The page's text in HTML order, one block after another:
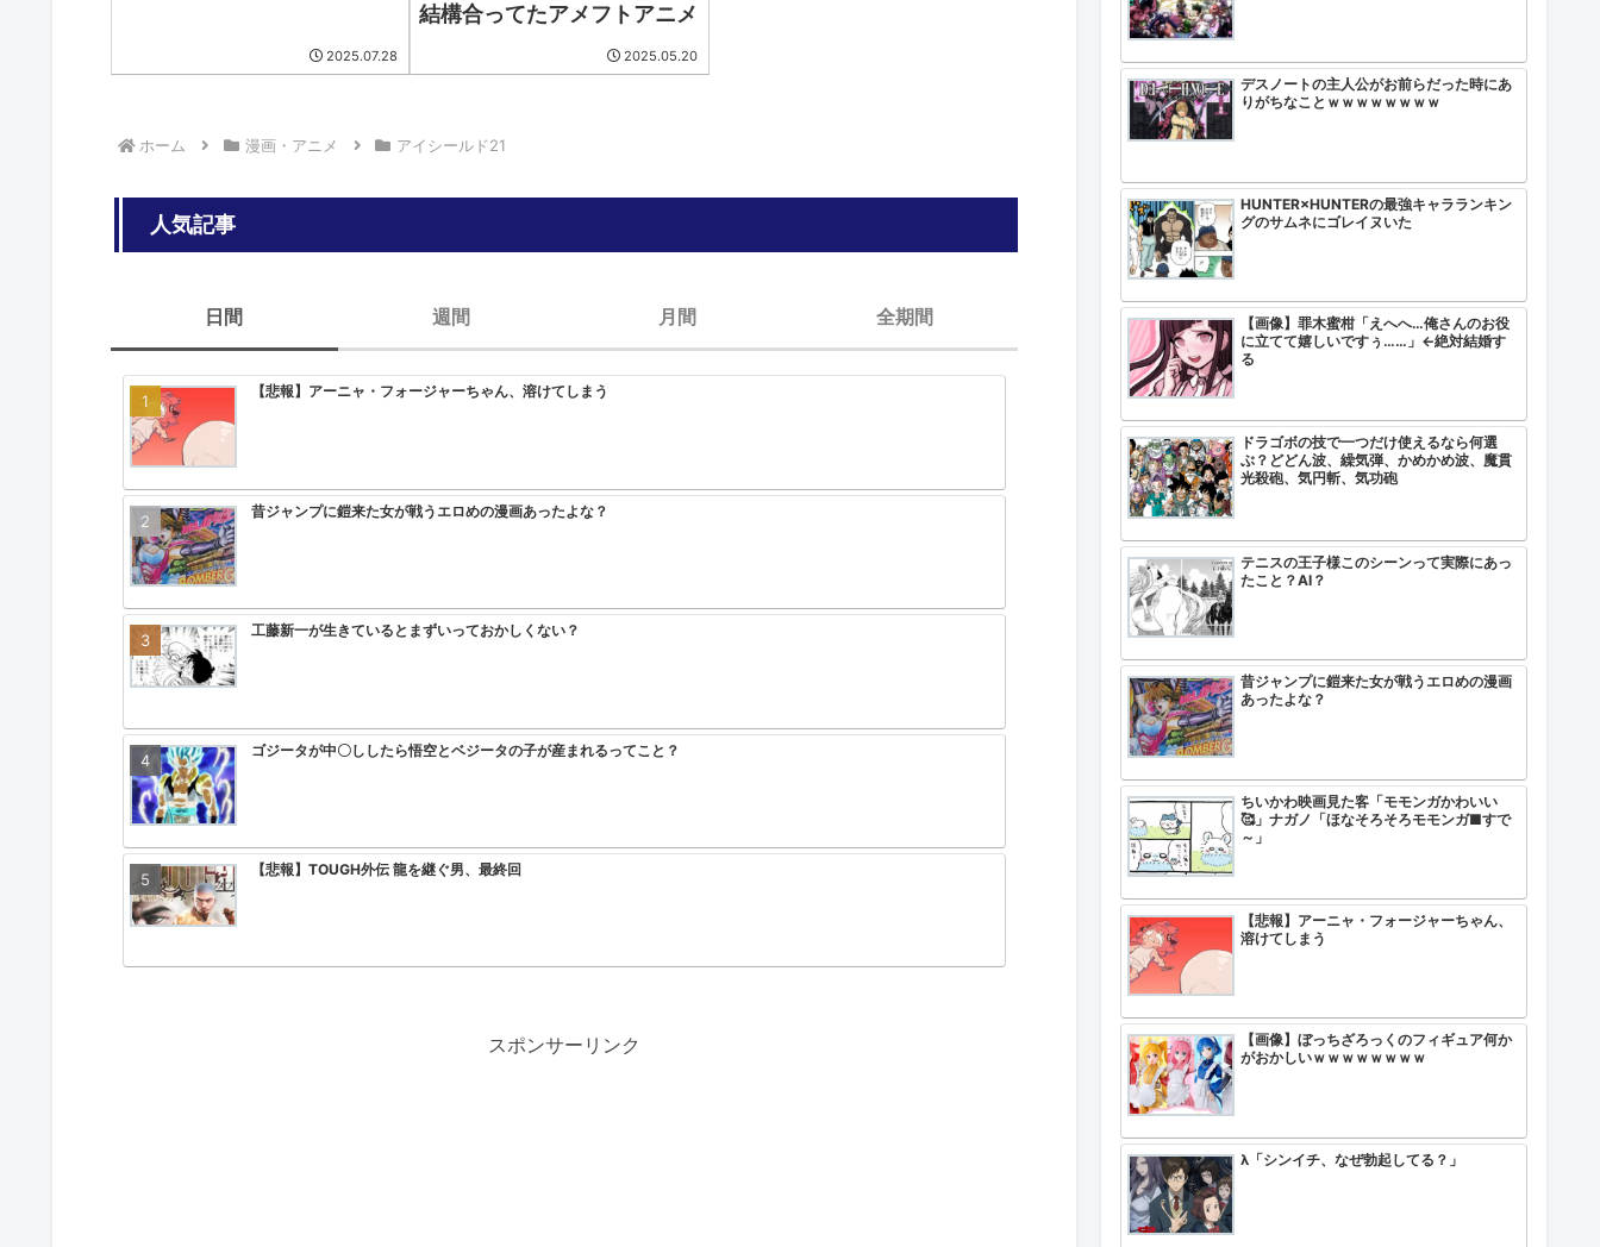
2025.07.28
結構合ってたアメフトアニメ
2025.05.20
ホーム 漫画・アニメ アイシールド21
人気記事
日間
【悲報】アーニャ・フォージャーちゃん、溶けてしまう
昔ジャンプに鎧来た女が戦うエロめの漫画あったよな？
工藤新一が生きているとまずいっておかしくない？
ゴジータが中〇ししたら悟空とベジータの子が産まれるってこと？
【悲報】TOUGH外伝 龍を継ぐ男、最終回
週間
HUNTER×HUNTERのこいつっていつ仲間になったん？
スラダンの海南が全国2位いけたのが納得いかないんやが
みいちゃんと山田さん、次号最終回
ゴジータが中〇ししたら悟空とベジータの子が産まれるってこと？
【画像】ひぐらし「女子小学生を和式便器の中に突っ込んで、糞尿まみれで窒息死させよう！！」←これ
月間
みいちゃんと山田さん、次号最終回
アニメ無職転生3期が始まるけどこれどうみても漫画を追い抜くけど
【画像】「彼岸島」の作者がヤニねこ描いた結果ｗｗｗｗ
【朗報】ヤニねこ中国で大ヒットｗｗｗｗｗｗｗｗｗｗｗｗｗｗ
無職転生第3期が第一話からいきなり女の子をボコボコにして失禁させるシーンを流したらしいけど
全期間
大人気エロ漫画「サバエとヤッたら終わる」、最終回を迎える
【画像】トガちゃんの新作フィギュア、完全にセ〇クスｗｗｗｗｗｗｗｗｗｗｗｗｗｗｗ
【悲報】ワンパンマン3期の作画お前らくんが想像する2倍ヤバい
速報 フリーレンの丸パクリ作品炎上中
【悲報】なろう作家さん、コミック化までこぎ着けたのに絵師ガチャで大外れを引いてしまうwwwww
スポンサーリンク
デスノートの主人公がお前らだった時にあ
りがちなことｗｗｗｗｗｗｗｗ
HUNTER×HUNTERの最強キャラランキン
グのサムネにゴレイヌいた
【画像】罪木蜜柑「えへへ…俺さんのお役
に立てて嬉しいですぅ……」←絶対結婚す
る
ドラゴボの技で一つだけ使えるなら何選
ぶ？どどん波、繰気弾、かめかめ波、魔貫
光殺砲、気円斬、気功砲
テニスの王子様このシーンって実際にあっ
たこと？AI？
昔ジャンプに鎧来た女が戦うエロめの漫画
あったよな？
ちいかわ映画見た客「モモンガかわいい
🥰」ナガノ「ほなそろそろモモンガ■すで
～」
【悲報】アーニャ・フォージャーちゃん、
溶けてしまう
【画像】ぼっちざろっくのフィギュア何か
がおかしいｗｗｗｗｗｗｗｗ
λ「シンイチ、なぜ勃起してる？」